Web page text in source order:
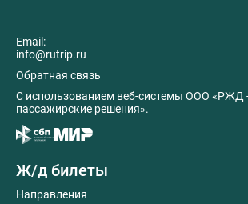
Email:
info@rutrip.ru
Обратная связь
C использованием веб-системы ООО
пассажирские решения».
Ж/д билеты
Направления